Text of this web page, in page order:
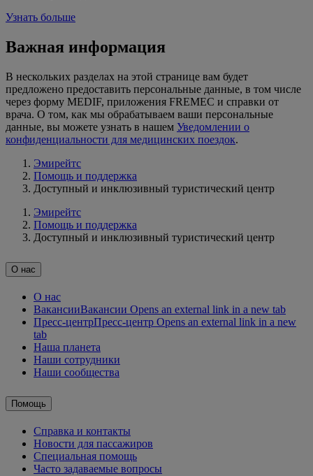
Узнать больше
Важная информация
В нескольких разделах на этой странице вам будет
предложено предоставить персональные данные, в том числе
через форму MEDIF, приложения FREMEC и справки от
врача. О том, как мы обрабатываем ваши персональные
данные, вы можете узнать в нашем Уведомлении о
конфиденциальности для медицинских поездок.
Эмирейтс
Помощь и поддержка
Доступный и инклюзивный туристический центр
Эмирейтс
Помощь и поддержка
Доступный и инклюзивный туристический центр
О нас
О нас
ВакансииВакансии Opens an external link in a new tab
Пресс-центрПресс-центр Opens an external link in a new
tab
Наша планета
Наши сотрудники
Наши сообщества
Помощь
Справка и контакты
Новости для пассажиров
Специальная помощь
Часто задаваемые вопросы